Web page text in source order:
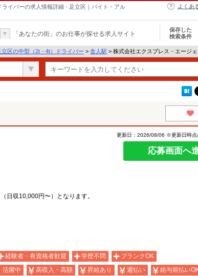
イバーの求人情報詳細 - 足立区｜バイト・アル
よくあ
「あなたの街」のお仕事が探せる求人サイト
保存した
検索条件
立区の中型（2t・4t）ドライバー > 舎人駅 > 株式会社エクスプレス・エージ
更新日：2026/08/06 ※更新日時点
応募画面へ
日収10,000円〜）となります。
経験者・有資格者歓迎 学歴不問
ブランクOK
活躍中 高収入・高額 昇給あり 週払い
給与前払い